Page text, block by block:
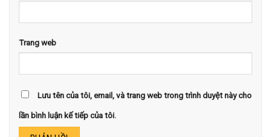
Trang web
Lưu tên của tôi, email, và trang web trong trình duyệt này cho
lần bình luận kế tiếp của tôi.